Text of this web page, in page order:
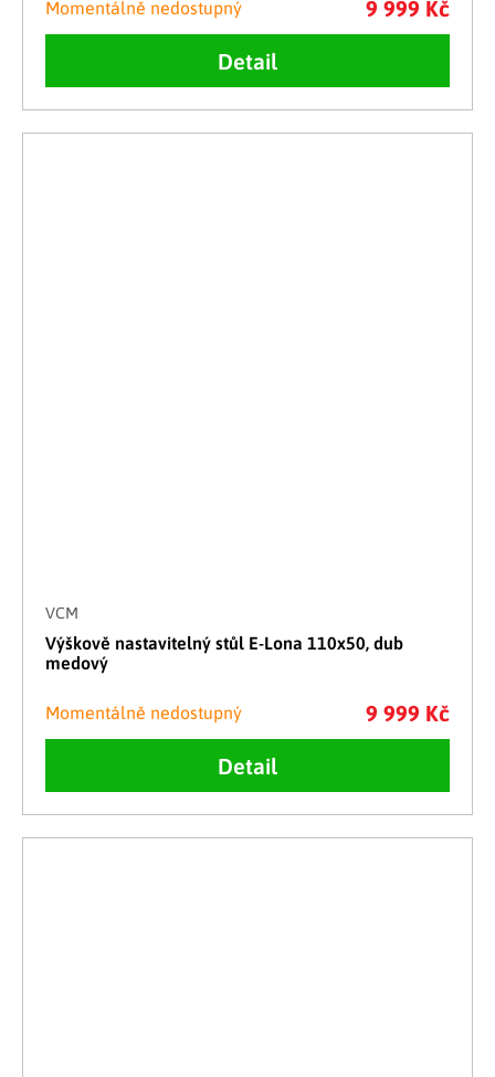
Momentálně nedostupný 9 999 Kč
Detail
VCM
Výškově nastavitelný stůl E-Lona 110x50, dub
medový
Momentálně nedostupný 9 999 Kč
Detail